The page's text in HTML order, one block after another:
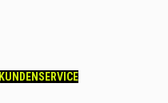
KUNDENSERVICE